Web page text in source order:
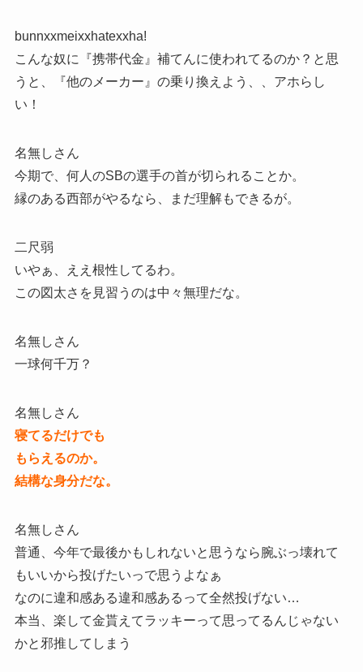
bunnxxmeixxhatexxha!
こんな奴に『携帯代金』補てんに使われてるのか？と思
うと、『他のメーカー』の乗り換えよう、、アホらし
い！
名無しさん
今期で、何人のSBの選手の首が切られることか。
縁のある西部がやるなら、まだ理解もできるが。
二尺弱
いやぁ、ええ根性してるわ。
この図太さを見習うのは中々無理だな。
名無しさん
一球何千万？
名無しさん
寝てるだけでも
もらえるのか。
結構な身分だな。
名無しさん
普通、今年で最後かもしれないと思うなら腕ぶっ壊れて
もいいから投げたいっで思うよなぁ
なのに違和感ある違和感あるって全然投げない…
本当、楽して金貰えてラッキーって思ってるんじゃない
かと邪推してしまう